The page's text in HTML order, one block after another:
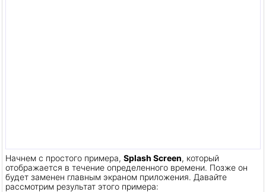
Начнем с простого примера, Splash Screen, который
отображается в течение определенного времени. Позже он
будет заменен главным экраном приложения. Давайте
рассмотрим результат этого примера: